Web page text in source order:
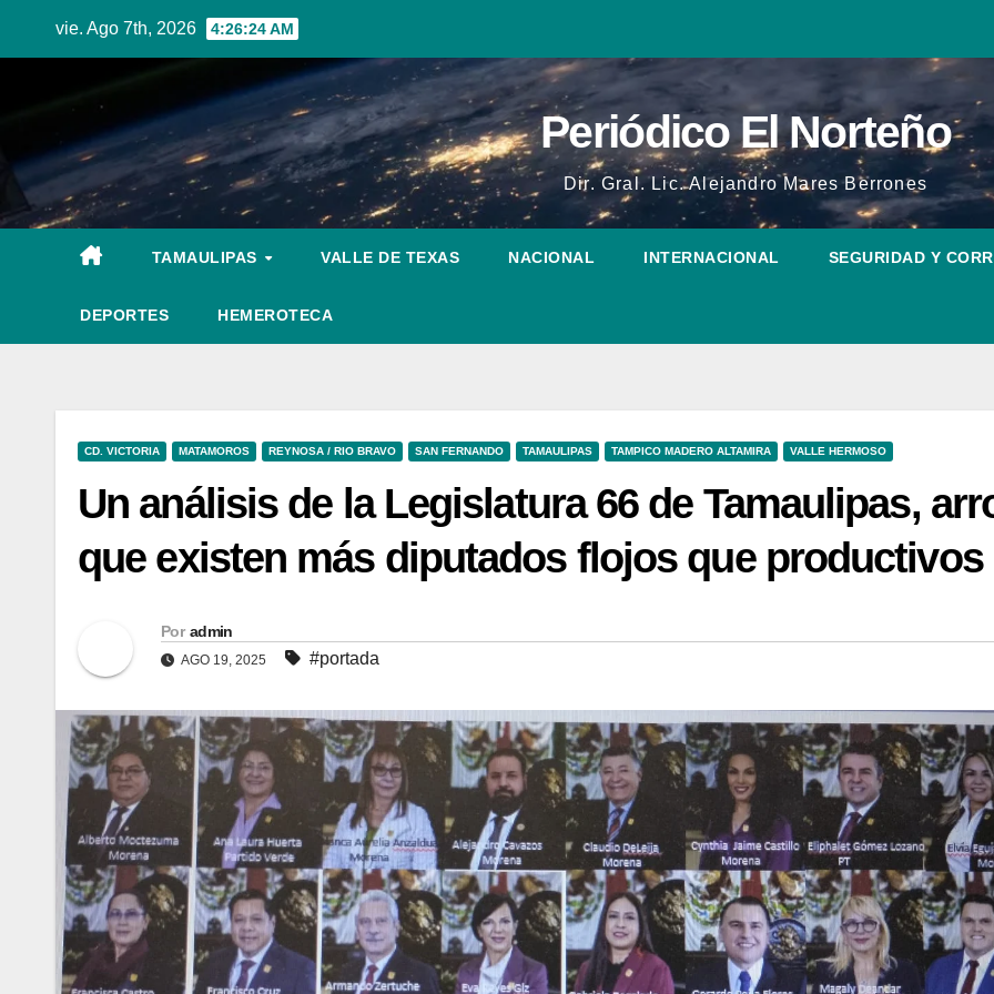
vie. Ago 7th, 2026 4:26:26 AM
Periódico El Norteño
Dir. Gral. Lic. Alejandro Mares Berrones
TAMAULIPAS VALLE DE TEXAS NACIONAL INTERNACIONAL SEGURIDAD Y
DEPORTES HEMEROTECA
CD. VICTORIA MATAMOROS REYNOSA / RIO BRAVO SAN FERNANDO TAMAULIPAS TAMPICO MADERO ALTAMIRA VALLE HERMOSO
Un análisis de la Legislatura 66 de Tamaulipas,
que existen más diputados flojos que productivos
Por admin
AGO 19, 2025 #portada